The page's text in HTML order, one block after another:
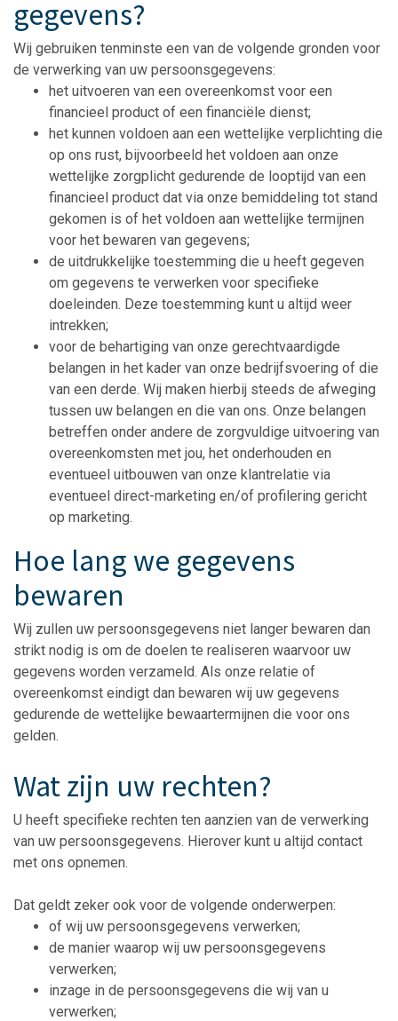
gegevens?
Wij gebruiken tenminste een van de volgende gronden voor
de verwerking van uw persoonsgegevens:
het uitvoeren van een overeenkomst voor een
financieel product of een financiële dienst;
het kunnen voldoen aan een wettelijke verplichting die
op ons rust, bijvoorbeeld het voldoen aan onze
wettelijke zorgplicht gedurende de looptijd van een
financieel product dat via onze bemiddeling tot stand
gekomen is of het voldoen aan wettelijke termijnen
voor het bewaren van gegevens;
de uitdrukkelijke toestemming die u heeft gegeven
om gegevens te verwerken voor specifieke
doeleinden. Deze toestemming kunt u altijd weer
intrekken;
voor de behartiging van onze gerechtvaardigde
belangen in het kader van onze bedrijfsvoering of die
van een derde. Wij maken hierbij steeds de afweging
tussen uw belangen en die van ons. Onze belangen
betreffen onder andere de zorgvuldige uitvoering van
overeenkomsten met jou, het onderhouden en
eventueel uitbouwen van onze klantrelatie via
eventueel direct-marketing en/of profilering gericht
op marketing.
Hoe lang we gegevens
bewaren
Wij zullen uw persoonsgegevens niet langer bewaren dan
strikt nodig is om de doelen te realiseren waarvoor uw
gegevens worden verzameld. Als onze relatie of
overeenkomst eindigt dan bewaren wij uw gegevens
gedurende de wettelijke bewaartermijnen die voor ons
gelden.
Wat zijn uw rechten?
U heeft specifieke rechten ten aanzien van de verwerking
van uw persoonsgegevens. Hierover kunt u altijd contact
met ons opnemen.
Dat geldt zeker ook voor de volgende onderwerpen:
of wij uw persoonsgegevens verwerken;
de manier waarop wij uw persoonsgegevens
verwerken;
inzage in de persoonsgegevens die wij van u
verwerken;